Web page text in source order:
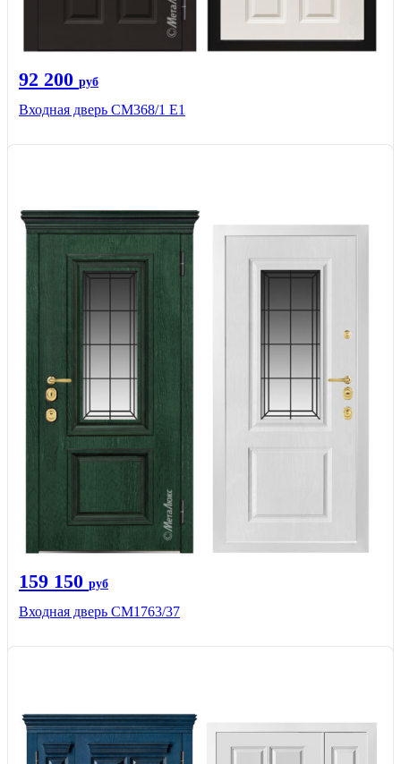
92 200 руб
Входная дверь СМ368/1 Е1
159 150 руб
Входная дверь СМ1763/37